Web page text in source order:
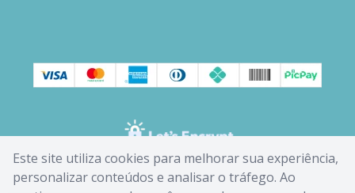
Este site utiliza cookies para melhorar sua experiência,
personalizar conteúdos e analisar o tráfego. Ao